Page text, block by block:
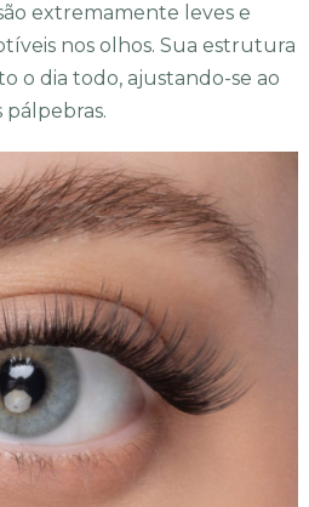
extremamente leves e
nos olhos. Sua estrutura
o dia todo, ajustando-se ao